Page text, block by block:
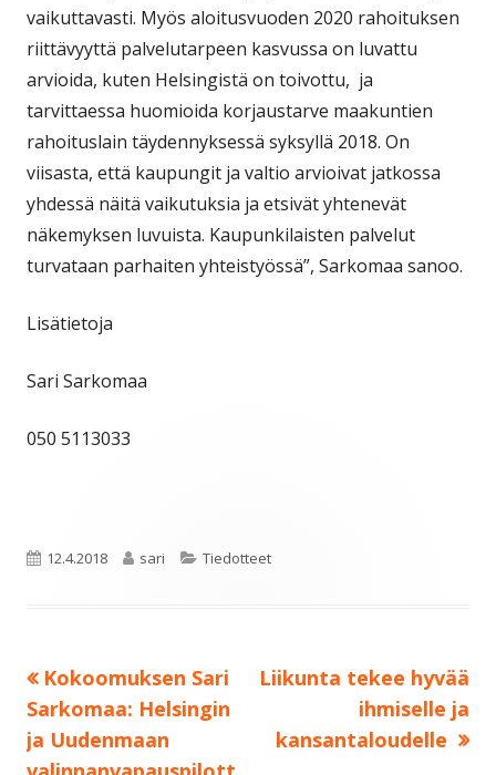
vaikuttavasti. Myös aloitusvuoden 2020 rahoituksen
riittävyyttä palvelutarpeen kasvussa on luvattu
arvioida, kuten Helsingistä on toivottu, ja
tarvittaessa huomioida korjaustarve maakuntien
rahoituslain täydennyksessä syksyllä 2018. On
viisasta, että kaupungit ja valtio arvioivat jatkossa
yhdessä näitä vaikutuksia ja etsivät yhtenevät
näkemyksen luvuista. Kaupunkilaisten palvelut
turvataan parhaiten yhteistyössä”, Sarkomaa sanoo.
Lisätietoja
Sari Sarkomaa
050 5113033
Julkaistu
12.4.2018 Kirjoittaja
sari Kategoriat
Tiedotteet
Artikkelien
selaus
Edellinen:
Kokoomuksen Sari
Sarkomaa: Helsingin
ja Uudenmaan
Seuraava:
Liikunta tekee hyvää
ihmiselle ja
kansantaloudelle